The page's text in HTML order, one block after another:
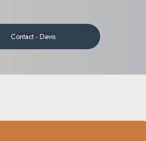
Contact - Devis